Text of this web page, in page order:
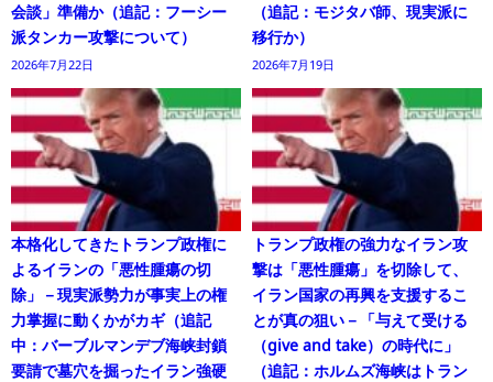
会談」準備か（追記：フーシー
派タンカー攻撃について）
2026年7月22日
（追記：モジタバ師、現実派に
移行か）
2026年7月19日
本格化してきたトランプ政権に
よるイランの「悪性腫瘍の切
除」－現実派勢力が事実上の権
力掌握に動くかがカギ（追記
中：バーブルマンデブ海峡封鎖
要請で墓穴を掘ったイラン強硬
トランプ政権の強力なイラン攻
撃は「悪性腫瘍」を切除して、
イラン国家の再興を支援するこ
とが真の狙い－「与えて受ける
（give and take）の時代に」
（追記：ホルムズ海峡はトラン